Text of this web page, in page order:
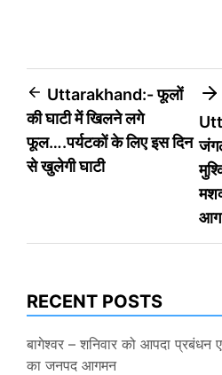
Post
navigation
Uttarakhand:- फूलों
की घाटी में खिलने लगे
फूल….पर्यटकों के लिए इस दिन
से खुलेगी घाटी
आग
RECENT POSTS
बागेश्वर – शनिवार को आपदा प्रबंधन
का जनपद आगमन